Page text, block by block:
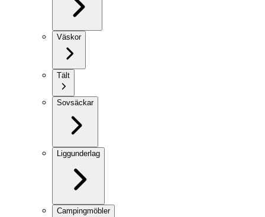
Väskor
Tält
Sovsäckar
Liggunderlag
Campingmöbler